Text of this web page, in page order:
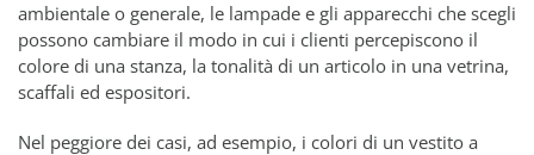
ambientale o generale, le lampade e gli apparecchi che scegli
possono cambiare il modo in cui i clienti percepiscono il
colore di una stanza, la tonalità di un articolo in una vetrina,
scaffali ed espositori.
Nel peggiore dei casi, ad esempio, i colori di un vestito a